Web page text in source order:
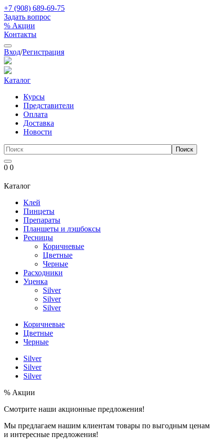
+7 (908) 689-69-75
Задать вопрос
% Акции
Контакты
Вход/Регистрация
Каталог
Курсы
Представители
Оплата
Доставка
Новости
0 0
Каталог
Клей
Пинцеты
Препараты
Планшеты и лэшбоксы
Ресницы
Коричневые
Цветные
Черные
Расходники
Уценка
Silver
Silver
Silver
Коричневые
Цветные
Черные
Silver
Silver
Silver
% Акции
Смотрите наши акционные предложения!
Мы предлагаем нашим клиентам товары по выгодным ценам
и интересные предложения!